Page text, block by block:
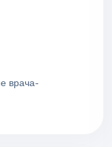
врача-